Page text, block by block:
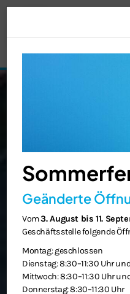
Geänderte
Vom3. August bis 11.
Geschäftsstelle folgende
Montag: geschlossen
Dienstag: 8:30–11:30 Uhr
Mittwoch: 8:30–11:30 Uhr
Donnerstag: 8:30–11:30 Uhr